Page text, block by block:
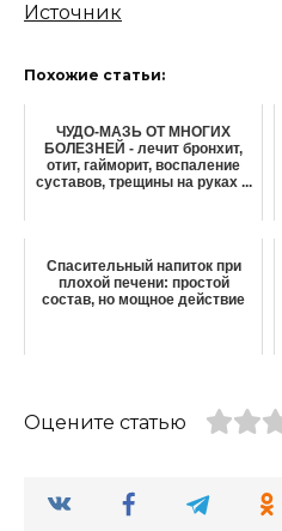
Источник
Похожие статьи:
ЧУДО-МАЗЬ ОТ МНОГИХ
БОЛЕЗНЕЙ - лечит бронхит,
отит, гайморит, воспаление
суставов, трещины на руках ...
Спасительный напиток при
плохой печени: простой
состав, но мощное действие
Оцените статью